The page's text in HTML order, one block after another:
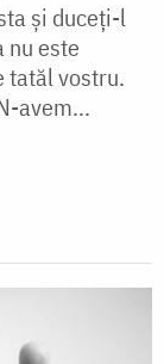
şi duceţi-l
nu este
tatăl vostru.
avem...